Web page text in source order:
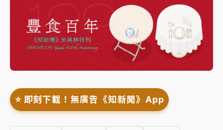
⭐️ 即刻下載！無廣告《知新聞》App